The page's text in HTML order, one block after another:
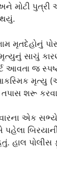
અને મોટી
થયું.
મૃતદેહોનું
સાચું
આવતા જ
મૃત્યુ
શરૂ
એક
હાલ પોલીસ